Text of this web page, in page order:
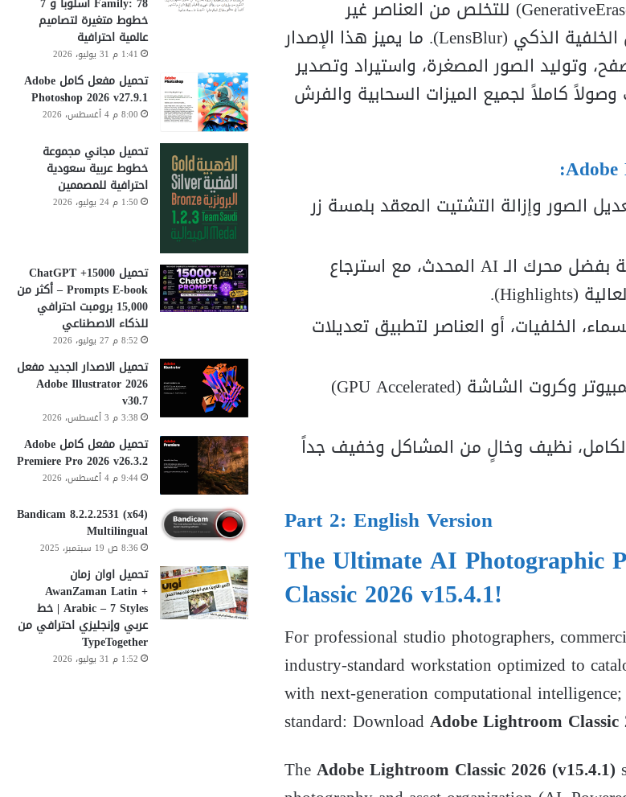
GenerativeEra
) للتخلص من العناصر غير
الذكي (
LensBlur
). ما يميز هذا الإصدار
وتوليد الصور المصغرة، واستيراد وتصدير
مع تفعيل مدمج ومستقر 100% يمنحك وصولاً كاملاً لجميع الميزات السحابية والفرش
الصور وإزالة التشتيت المعقد بلمسة زر
: معالجة ألوان فائقة الدقة بفضل محرك الـ AI المحدث، مع استرجاع
الخلفيات، أو العناصر لتطبيق تعديلات
: تحسين كلي في استغلال عتاد الكمبيوتر وكروت الشاشة (GPU Accelerated)
نظيف وخالٍ من المشاكل وخفيف جداً
Part 2: English Version
The Ultimate AI Photographic
Classic 2026 v15.4.1!
For professional studio photographers,
industry-standard workstation optimized to
with next-generation computational intelligence;
standard: DownloadAdobe Lightroom Classic
TheAdobe Lightroom Classic 2026 (v15.4.1)
خطوط متغيرة لتصاميم
عالمية احترافية
1:41 م 31 يوليو، 2026
تحميل مفعل كامل Adobe
Photoshop 2026 v27.9.1
8:00 م 4 أغسطس، 2026
تحميل مجاني مجموعة
خطوط عربية سعودية
احترافية للمصممين
1:50 م 24 يوليو، 2026
تحميل 15000+ ChatGPT
Prompts E-book – أكثر من
15,000 برومبت احترافي
للذكاء الاصطناعي
8:52 م 27 يوليو، 2026
تحميل الاصدار الجديد مفعل
Adobe Illustrator 2026
v30.7
3:38 م 3 أغسطس، 2026
تحميل مفعل كامل Adobe
Premiere Pro 2026 v26.3.2
9:44 م 4 أغسطس، 2026
Bandicam 8.2.2.2531 (x64)
Multilingual
8:36 ص 19 سبتمبر، 2025
تحميل اوان زمان
AwanZaman Latin +
Arabic – 7 Styles | خط
عربي وإنجليزي احترافي من
TypeTogether
1:52 م 31 يوليو، 2026